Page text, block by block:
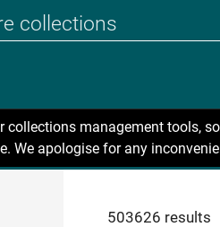
collections management tools,
We apologise for any
503626 results